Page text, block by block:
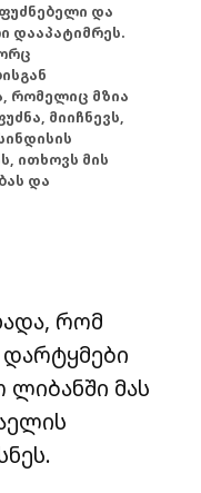
და
დააპატიმრეს.
რომელიც მზია
მიიჩნევს,
ითხოვს მის
და
რომ
მას